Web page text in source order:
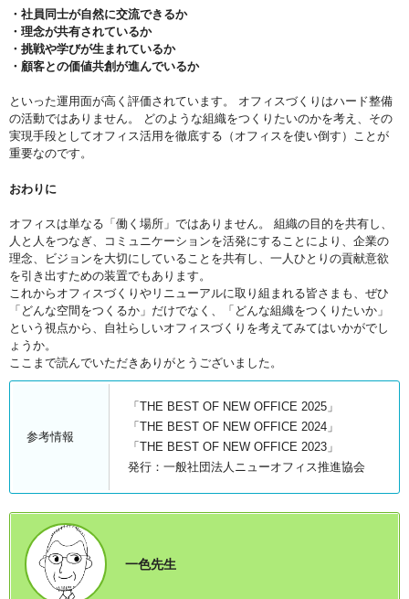
・社員同士が自然に交流できるか
・理念が共有されているか
・挑戦や学びが生まれているか
・顧客との価値共創が進んでいるか
といった運用面が高く評価されています。 オフィスづくりはハード整備
の活動ではありません。 どのような組織をつくりたいのかを考え、その
実現手段としてオフィス活用を徹底する（オフィスを使い倒す）ことが
重要なのです。
おわりに
オフィスは単なる「働く場所」ではありません。 組織の目的を共有し、
人と人をつなぎ、コミュニケーションを活発にすることにより、企業の
理念、ビジョンを大切にしていることを共有し、一人ひとりの貢献意欲
を引き出すための装置でもあります。
これからオフィスづくりやリニューアルに取り組まれる皆さまも、ぜひ
「どんな空間をつくるか」だけでなく、「どんな組織をつくりたいか」
という視点から、自社らしいオフィスづくりを考えてみてはいかがでし
ょうか。
ここまで読んでいただきありがとうございました。
参考情報
「THE BEST OF NEW OFFICE 2025」
「THE BEST OF NEW OFFICE 2024」
「THE BEST OF NEW OFFICE 2023」
発行：一般社団法人ニューオフィス推進協会
一色先生